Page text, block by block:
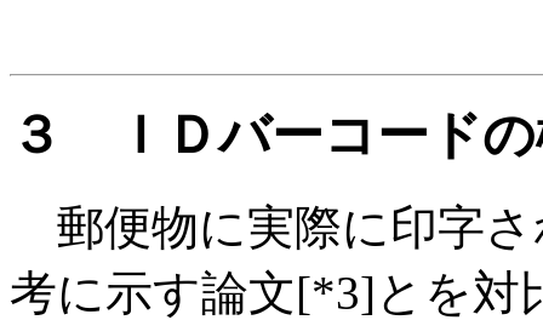
３ ＩＤバーコード
郵便物に実際に印字
考に示す論文[*3]とを対